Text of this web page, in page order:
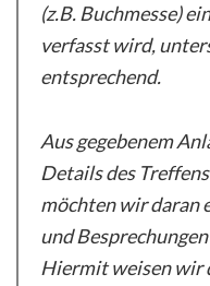
(z.B. Buchmesse)
verfasst wird,
entsprechend.
Aus gegebenem
Details des
möchten wir daran
und
Hiermit weisen wir